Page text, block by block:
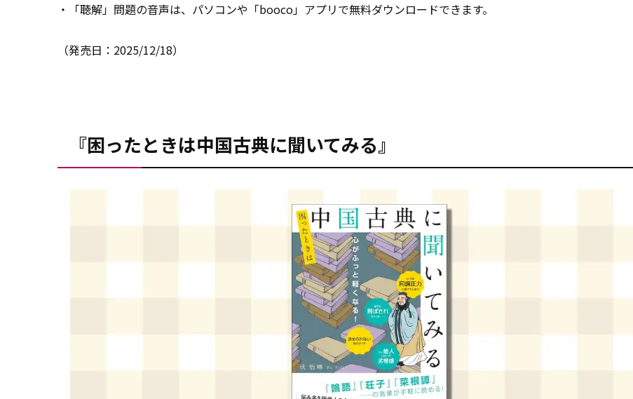
・「聴解」問題の音声は、パソコンや「booco」アプリで無料ダウンロードできます。
（発売日：2025/12/18）
『困ったときは中国古典に聞いてみる』